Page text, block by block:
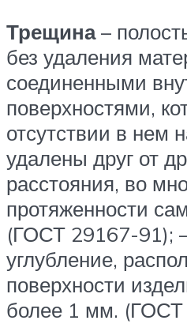
Трещина–
без удаления
соединенными
поверхностями,
отсутствии в нем
удалены друг от
расстояния, во
протяженности
(ГОСТ 29167-91);
углубление,
поверхности
более 1 мм. (ГОСТ